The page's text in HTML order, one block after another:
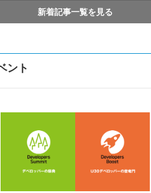
新着記事一覧を見る
ント